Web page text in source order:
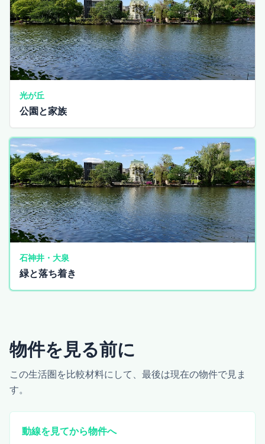
光が丘
公園と家族
石神井・大泉
緑と落ち着き
物件を見る前に
この生活圏を比較材料にして、最後は現在の物件で見ま
す。
動線を見てから物件へ